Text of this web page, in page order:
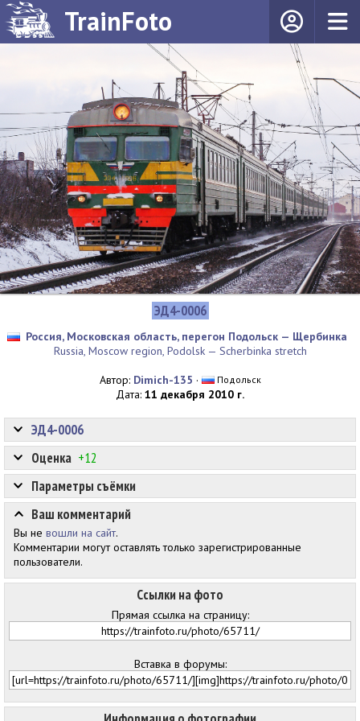
TrainFoto
ЭД4-0006
Россия, Московская область, перегон Подольск — Щербинка
Russia, Moscow region, Podolsk — Scherbinka stretch
Автор: Dimich-135 · Подольск
Дата: 11 декабря 2010 г.
Оценка +12
Ссылки на фото
Прямая ссылка на страницу:
Вставка в форумы:
ЭД4-0006
Параметры съёмки
Ваш комментарий
Вы не вошли на сайт.
Комментарии могут оставлять только зарегистрированные
пользователи.